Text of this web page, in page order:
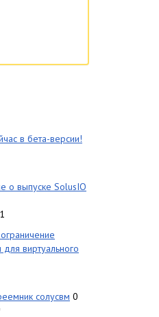
в бета-версии!
о выпуске SolusIO
виртуального
солусвм 0